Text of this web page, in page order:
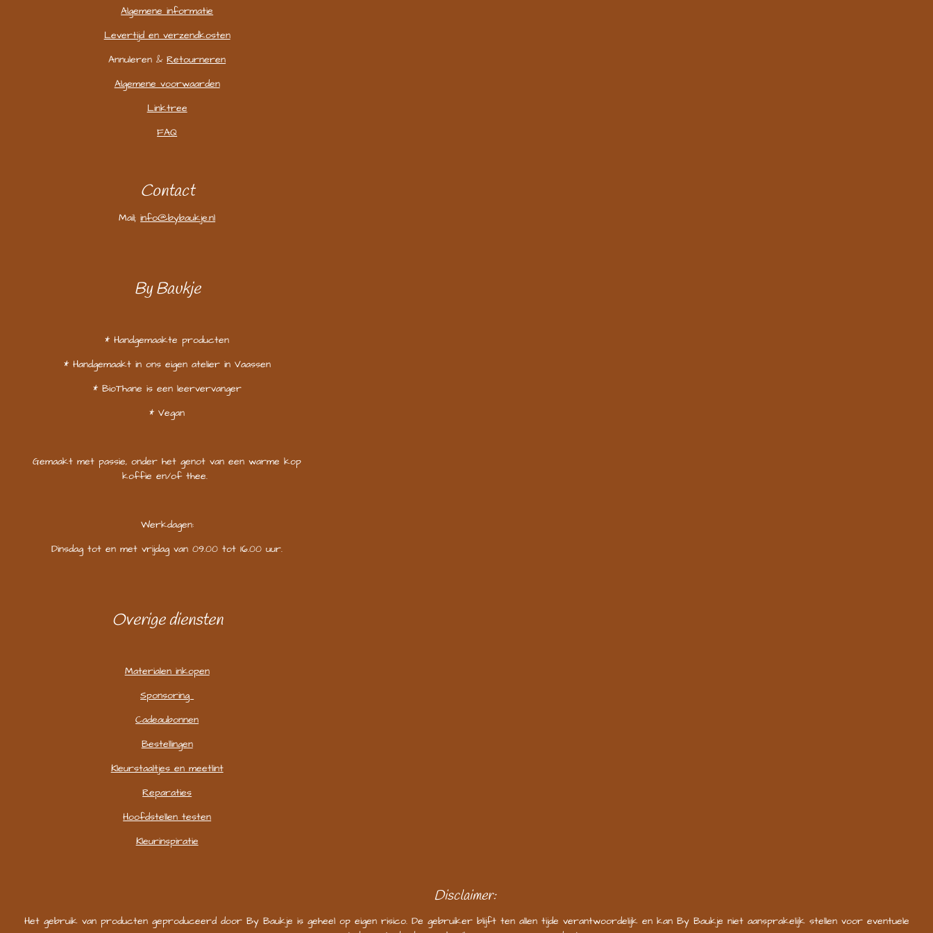
Algemene informatie
Levertijd en verzendkosten
Annuleren &Retourneren
Algemene voorwaarden
Linktree
FAQ
Contact
Mail;info@bybaukje.nl
By Baukje
* Handgemaakte producten
* Handgemaakt in ons eigen atelier in Vaassen
* BioThane is een leervervanger
* Vegan
Gemaakt met passie, onder het genot van een warme kop
koffie en/of thee.
Werkdagen:
Dinsdag tot en met vrijdag van 09.00 tot 16.00 uur.
Overige diensten
Materialen inkopen
Sponsoring
Cadeaubonnen
Bestellingen
Kleurstaaltjes en meetlint
Reparaties
Hoofdstellen testen
Kleurinspiratie
Disclaimer:
Het gebruik van producten geproduceerd door By Baukje is geheel op eigen risico. De gebruiker blijft ten allen tijde verantwoordelijk en kan By Baukje niet aansprakelijk stellen voor eventuele